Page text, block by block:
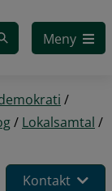
Meny
/
/ Lokalsamtal /
Kontakt